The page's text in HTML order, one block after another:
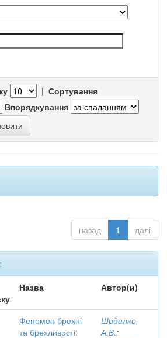
| Сортування
Впорядкування
назад 1 далі
Назва Автор(и)
Феномен брехні
та брехливості:
Шиделко,
А.В.;